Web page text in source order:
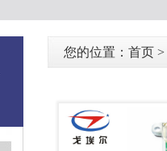
您的位置： 首页 >